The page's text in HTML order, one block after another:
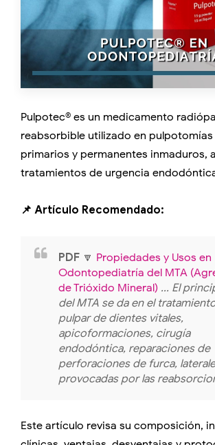
Pulpotec® es un medicamento
reabsorbible utilizado en pulpotomías
primarios y permanentes inmaduros,
tratamientos de urgencia
📌 Artículo Recomendado:
PDF 🔽 Propiedades y Usos en
Odontopediatría del MTA
de Trióxido Mineral) ... El
del MTA se da en el
pulpar de dientes vitales,
apicoformaciones, cirugía
endodóntica, reparaciones de
perforaciones de furca,
provocadas por las
Este artículo revisa su composición,